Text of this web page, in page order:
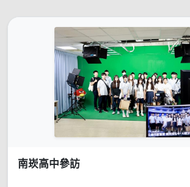
南崁高中參訪